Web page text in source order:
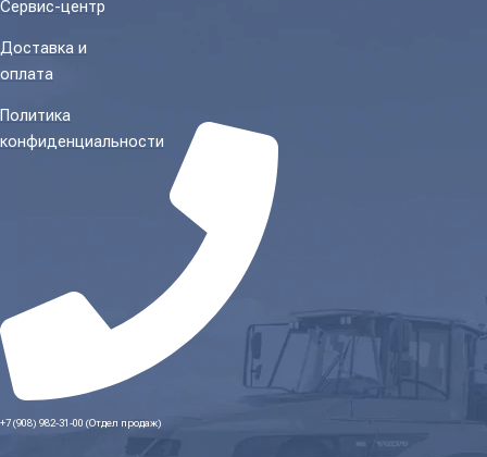
Сервис-центр
Доставка и
оплата
Политика
конфиденциальности
+7 (908) 982-31-00 (Отдел продаж)